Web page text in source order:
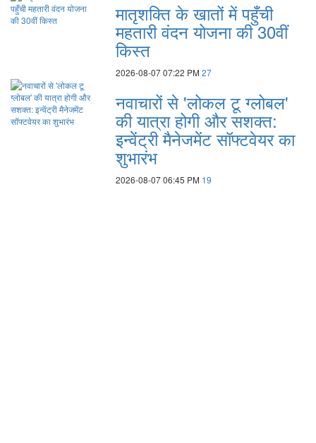
मातृशक्ति के खातों में पहुँची
महतारी वंदन योजना की 30वीं
किस्त
2026-08-07 07:22 PM 27
नवाचारों से 'लोकल टू ग्लोबल'
की यात्रा होगी और सशक्त:
इन्वेंट्री मैनेजमेंट सॉफ्टवेयर का
शुभारंभ
2026-08-07 06:45 PM 19